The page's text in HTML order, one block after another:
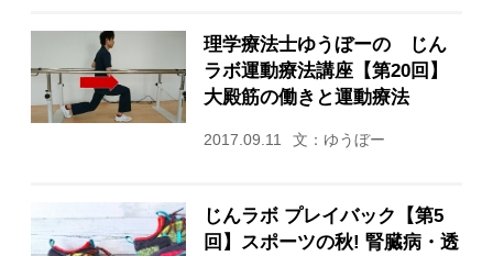
理学療法士ゆうぼーの じん
ラボ運動療法講座【第20回】
大殿筋の働きと運動療法
2017.09.11 文：ゆうぼー
じんラボ プレイバック【第5
回】スポーツの秋! 腎臓病・透